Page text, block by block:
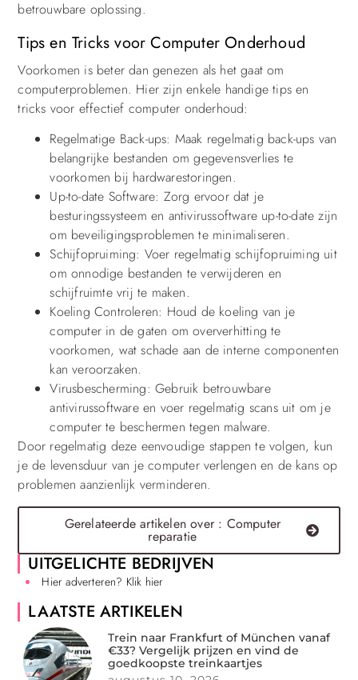
betrouwbare oplossing.
Tips en Tricks voor Computer Onderhoud
Voorkomen is beter dan genezen als het gaat om
computerproblemen. Hier zijn enkele handige tips en
tricks voor effectief computer onderhoud:
Regelmatige Back-ups: Maak regelmatig back-ups van
belangrijke bestanden om gegevensverlies te
voorkomen bij hardwarestoringen.
Up-to-date Software: Zorg ervoor dat je
besturingssysteem en antivirussoftware up-to-date zijn
om beveiligingsproblemen te minimaliseren.
Schijfopruiming: Voer regelmatig schijfopruiming uit
om onnodige bestanden te verwijderen en
schijfruimte vrij te maken.
Koeling Controleren: Houd de koeling van je
computer in de gaten om oververhitting te
voorkomen, wat schade aan de interne componenten
kan veroorzaken.
Virusbescherming: Gebruik betrouwbare
antivirussoftware en voer regelmatig scans uit om je
computer te beschermen tegen malware.
Door regelmatig deze eenvoudige stappen te volgen, kun
je de levensduur van je computer verlengen en de kans op
problemen aanzienlijk verminderen.
Gerelateerde artikelen over : Computer
reparatie
UITGELICHTE BEDRIJVEN
Hier adverteren? Klik hier
LAATSTE ARTIKELEN
Trein naar Frankfurt of München vanaf
€33? Vergelijk prijzen en vind de
goedkoopste treinkaartjes